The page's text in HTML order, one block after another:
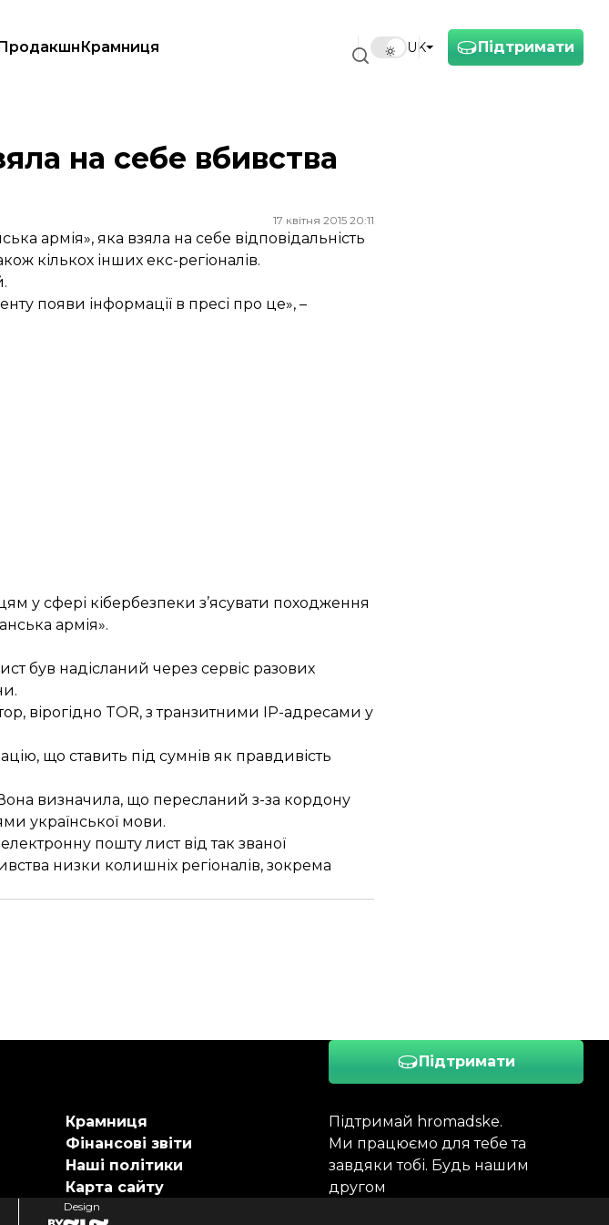
Підтримати
UK
Крамниця
на себе вбивства
17 квітня 2015 20:11
армія», яка взяла на себе відповідальність
кількох інших екс-регіоналів.
появи інформації в пресі про це», –
у сфері кібербезпеки з’ясувати походження
армія».
був надісланий через сервіс разових
вірогідно TOR, з транзитними IP-адресами у
що ставить під сумнів як правдивість
визначила, що пересланий з-за кордону
української мови.
пошту лист від так званої
низки колишніх регіоналів, зокрема
Підтримати
Підтримай hromadske.
Ми працюємо для тебе та
завдяки тобі. Будь нашим
другом
Крамниця
Фінансові звіти
Наші політики
Карта сайту
Design